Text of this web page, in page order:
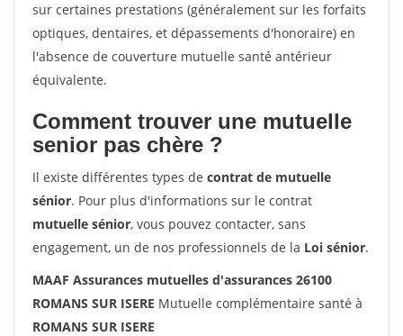
sur certaines prestations (généralement sur les forfaits
optiques, dentaires, et dépassements d'honoraire) en
l'absence de couverture mutuelle santé antérieur
équivalente.
Comment trouver une mutuelle
senior pas chère ?
Il existe différentes types de contrat de mutuelle
sénior. Pour plus d'informations sur le contrat
mutuelle sénior, vous pouvez contacter, sans
engagement, un de nos professionnels de la Loi sénior.
MAAF Assurances mutuelles d'assurances 26100
ROMANS SUR ISERE Mutuelle complémentaire santé à
ROMANS SUR ISERE